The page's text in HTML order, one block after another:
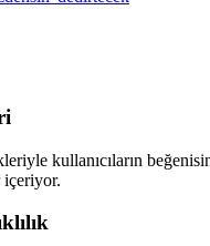
kullanıcıların
içeriyor.